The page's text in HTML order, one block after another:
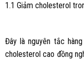
1.1 Giảm cholesterol
Đây là nguyên tắc
cholesterol cao đồng